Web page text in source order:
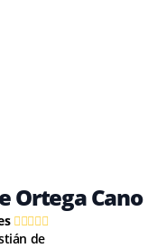
Ortega Cano
de